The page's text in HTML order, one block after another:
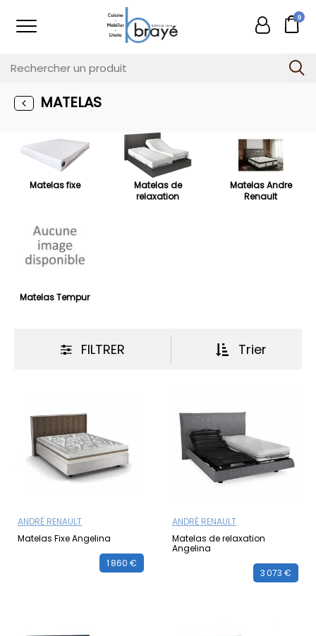
0
MATELAS
Matelas fixe
Matelas de
relaxation
Matelas Andre
Renault
Matelas Tempur
FILTRER Trier
ANDRÉ RENAULT
Matelas Fixe Angelina
1 860 €
ANDRÉ RENAULT
Matelas de relaxation
Angelina
3 073 €